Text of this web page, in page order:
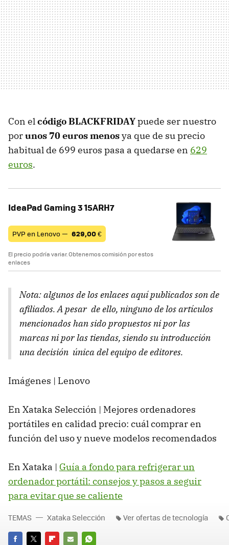
Con elcódigo BLACKFRIDAYpuede ser nuestro
porunos 70 euros menosya que de su precio
habitual de 699 euros pasa a quedarse en 629
euros.
IdeaPad Gaming 3 15ARH7
PVP en Lenovo — 629,00€
El precio podría variar. Obtenemos comisión por estos
enlaces
Nota: algunos de los enlaces aquí publicados son de
afiliados. A pesar de ello, ninguno de los artículos
mencionados han sido propuestos ni por las
marcas ni por las tiendas, siendo su introducción
una decisión única del equipo de editores.
Imágenes | Lenovo
En Xataka Selección | Mejores ordenadores
portátiles en calidad precio: cuál comprar en
función del uso y nueve modelos recomendados
En Xataka | Guía a fondo para refrigerar un
ordenador portátil: consejos y pasos a seguir
para evitar que se caliente
TEMAS Xataka Selección Ver ofertas de tecnología